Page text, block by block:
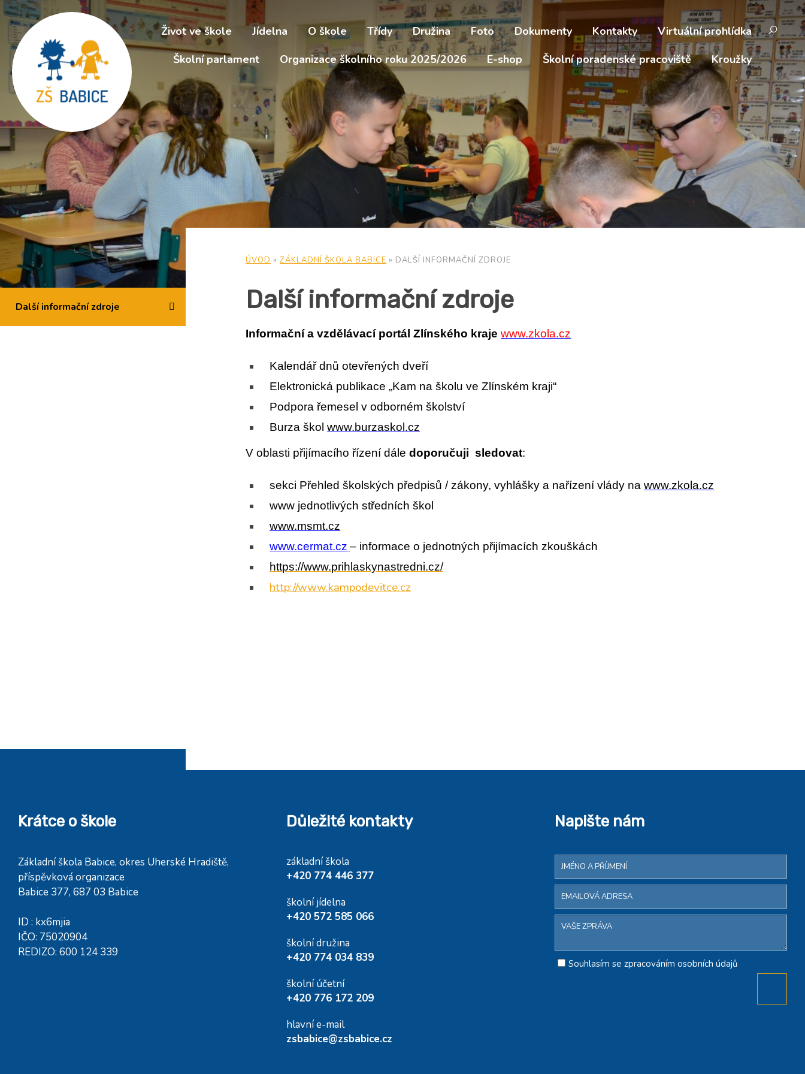
Život ve škole Jídelna O škole Třídy Družina Foto Dokumenty Kontakty
Virtuální prohlídka
Školní parlament
Organizace školního roku 2025/2026 E-shop Školní poradenské pracoviště Kroužky
Další informační zdroje
ÚVOD » ZÁKLADNÍ ŠKOLA BABICE » DALŠÍ INFORMAČNÍ ZDROJE
Další informační zdroje
Informační a vzdělávací portál Zlínského krajewww.zkola.cz
Kalendář dnů otevřených dveří
Elektronická publikace „Kam na školu ve Zlínském kraji“
Podpora řemesel v odborném školství
Burza školwww.burzaskol.cz
V oblasti přijímacího řízení dáledoporučuji sledovat:
sekci Přehled školských předpisů / zákony, vyhlášky a nařízení vlády nawww.zkola.cz
www jednotlivých středních škol
www.msmt.cz
www.cermat.cz – informace o jednotných přijímacích zkouškách
https://www.prihlaskynastredni.cz/
http://www.kampodevitce.cz
Krátce o škole
Základní škola Babice, okres Uherské Hradiště,
příspěvková organizace
Babice 377, 687 03 Babice
ID : kx6mjia
IČO: 75020904
REDIZO: 600 124 339
Důležité kontakty
základní škola
+420 774 446 377
školní jídelna
+420 572 585 066
školní družina
+420 774 034 839
školní účetní
+420 776 172 209
hlavní e-mail
zsbabice@zsbabice.cz
Napište nám
Souhlasím se zpracováním osobních údajů